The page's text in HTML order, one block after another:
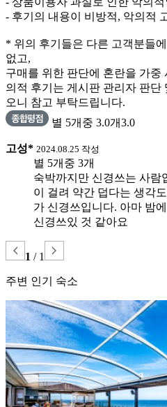
- 후기의 내용이 비방적, 악의적
* 위의 후기들은 다른 고객분들
없고,
구매를 위한 판단에 혼란을 가중
의적 후기는 게시판 관리자 판단
오니 참고 부탁드립니다.
별 5개중 3.0개3.0
고성* 2024.08.25 작성
별 5개중 3개
숙박까지만 신경쓰는 사람
이 걸려 약간 덥다는 생각
가 신경쓰입니다. 아마 밤
신경쓰있 것 같아요
1 / 1
주변 인기 숙소